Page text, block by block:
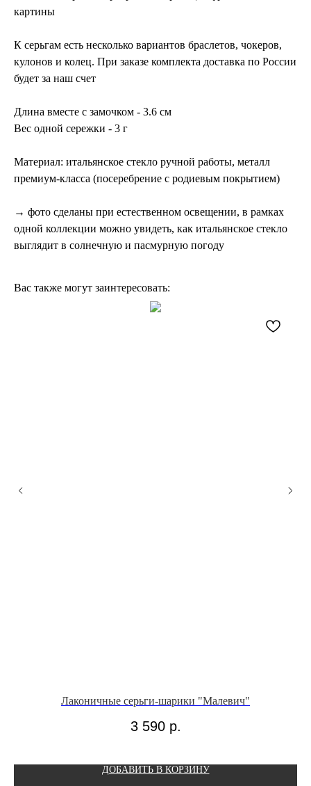
картины⁣⁣⠀
К серьгам есть несколько вариантов браслетов, чокеров,
кулонов и колец. При заказе комплекта доставка по России
будет за наш счет
Длина вместе с замочком - 3.6 см
Вес одной сережки - 3 г
Материал: итальянское стекло ручной работы, металл
премиум-класса (посеребрение с родиевым покрытием)
→ фото сделаны при естественном освещении, в рамках
одной коллекции можно увидеть, как итальянское стекло
выглядит в солнечную и пасмурную погоду
Вас также могут заинтересовать:
Лаконичные серьги-шарики "Малевич"
3 590 р.
ДОБАВИТЬ В КОРЗИНУ